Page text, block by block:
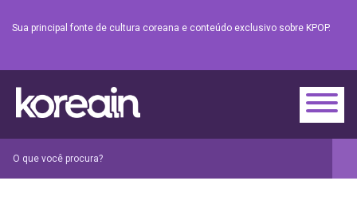
Sua principal fonte de cultura coreana e conteúdo exclusivo sobre KPOP.